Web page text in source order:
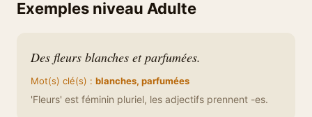
Exemples niveau Adulte
Des fleurs blanches et parfumées.
Mot(s) clé(s) : blanches, parfumées
'Fleurs' est féminin pluriel, les adjectifs prennent -es.